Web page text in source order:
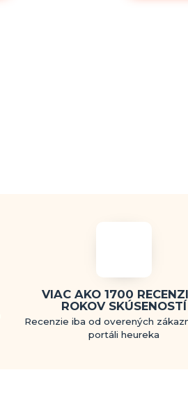
VIAC AKO 1700
ROKOV SKÚSENOSTÍ
Recenzie iba od overených
portáli heureka